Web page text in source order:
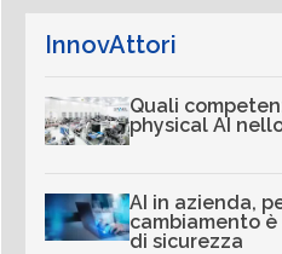
InnovAttori
Quali
physical AI
AI in azienda,
cambiamento
di sicurezza